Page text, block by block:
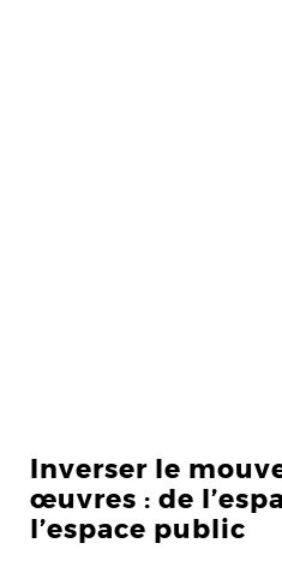
Inverser le
œuvres : de
l’espace public